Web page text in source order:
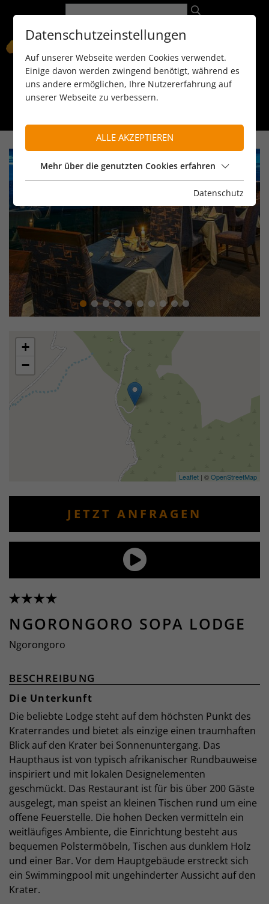
089 / 8 11 90 15
+
−
Leaflet | ©OpenStreetMap
JETZT ANFRAGEN
NGORONGORO SOPA LODGE
Ngorongoro
BESCHREIBUNG
Die Unterkunft
Die beliebte Lodge steht auf dem höchsten Punkt des
Kraterrandes und bietet als einzige einen traumhaften
Blick auf den Krater bei Sonnenuntergang. Das
Haupthaus ist von typisch afrikanischer Rundbauweise
inspiriert und mit lokalen Designelementen
geschmückt. Das Restaurant ist für bis über 200 Gäste
ausgelegt, man speist an kleinen Tischen rund um eine
offene Feuerstelle. Die hohen Decken vermitteln ein
weitläufiges Ambiente, die Einrichtung besteht aus
bequemen Polstermöbeln, Tischen aus dunklem Holz
und einer Bar. Vor dem Hauptgebäude erstreckt sich
ein Swimmingpool mit ungehinderter Aussicht auf den
Krater.
Datenschutzeinstellungen
Auf unserer Webseite werden Cookies verwendet.
Einige davon werden zwingend benötigt, während es
uns andere ermöglichen, Ihre Nutzererfahrung auf
unserer Webseite zu verbessern.
ALLE AKZEPTIEREN
Mehr über die genutzten Cookies erfahren
Datenschutz